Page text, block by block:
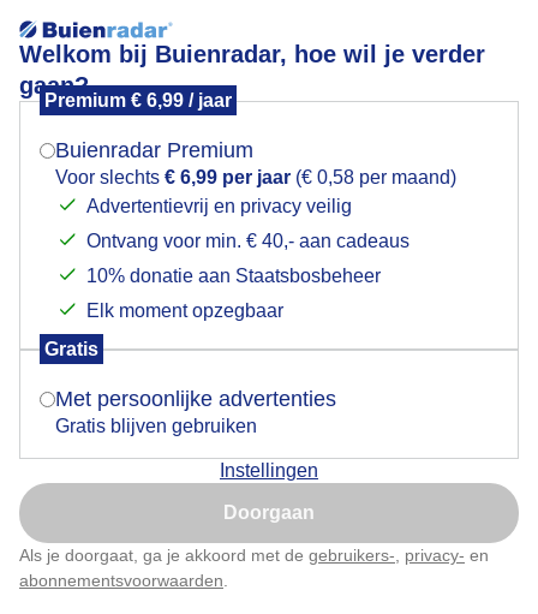
Welkom bij Buienradar, hoe wil je verder
gaan?
Premium € 6,99 / jaar
Buienradar Premium
Voor slechts € 6,99 per jaar (€ 0,58 per maand)
Advertentievrij en privacy veilig
Ontvang voor min. € 40,- aan cadeaus
10% donatie aan Staatsbosbeheer
Elk moment opzegbaar
Gratis
Met persoonlijke advertenties
Gratis blijven gebruiken
Instellingen
Doorgaan
Als je doorgaat, ga je akkoord met de gebruikers- privacy- en
abonnementsvoorwaarden
Buien
Door: Ton Wesselius
Mogen we je locatie gebruiken voor het
Indien je hier nog geen akkoord op hebt gegeven,
verschijnt er zo een pop-up uit je browser waarin
Is goed, toon de popup
Nu niet, misschien later
Klik hierom dit aan te passen